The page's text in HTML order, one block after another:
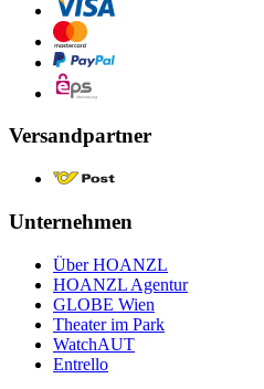
Versandpartner
Unternehmen
Über HOANZL
HOANZL Agentur
GLOBE Wien
Theater im Park
WatchAUT
Entrello